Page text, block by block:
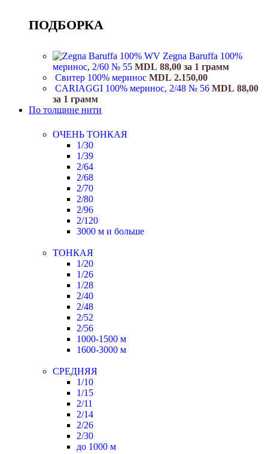
ПОДБОРКА
Zegna Baruffa 100%
меринос, 2/60 № 55 MDL 88,00 за 1 грамм
Свитер 100% меринос MDL 2.150,00
CARIAGGI 100% меринос, 2/48 № 56 MDL 88,00
за 1 грамм
По толщине нити
ОЧЕНЬ ТОНКАЯ
1/30
1/39
2/64
2/68
2/70
2/80
2/96
2/120
3000 м и больше
ТОНКАЯ
1/20
1/26
1/28
2/40
2/48
2/52
2/56
1000-1500 м
1600-3000 м
СРЕДНЯЯ
1/10
1/15
2/11
2/14
2/26
2/30
до 1000 м